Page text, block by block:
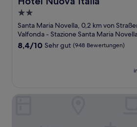
2.0-
Sterne-
Unterkunft
Santa Maria Novella, 0,2 km von
Valfonda - Stazione Santa Maria
8.4
Bewertungen)
8,4/10 Sehr gut (948 Bewertungen)